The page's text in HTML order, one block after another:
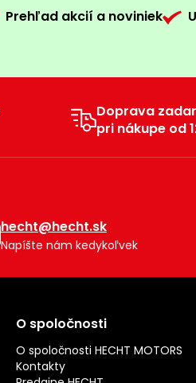
Prehľad akcií a noviniek
Doprava
pri nákupe od
hecht@hecht.sk
Napíšte nám kedykoľvek
O spoločnosti
O spoločnosti HECHT MOTORS
Kontakty